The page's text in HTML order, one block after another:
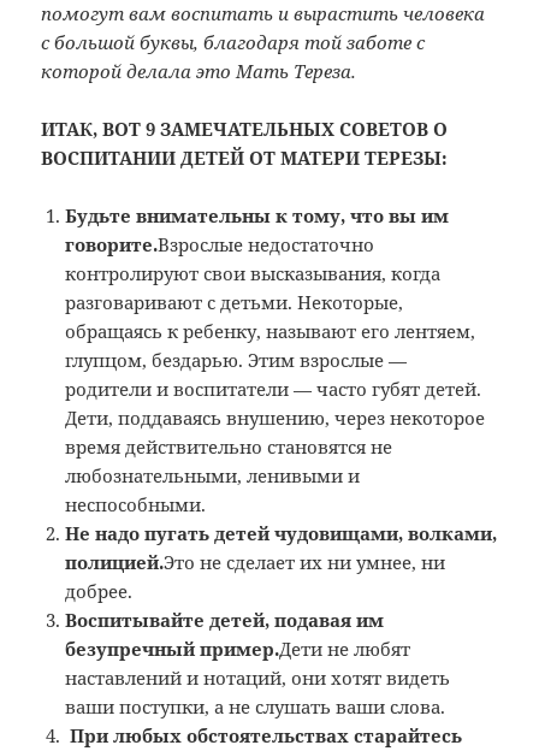
помогут вам воспитать и вырастить человека
с большой буквы, благодаря той заботе с
которой делала это Мать Тереза.
ИТАК, ВОТ 9 ЗАМЕЧАТЕЛЬНЫХ СОВЕТОВ О
ВОСПИТАНИИ ДЕТЕЙ ОТ МАТЕРИ ТЕРЕЗЫ:
Будьте внимательны к тому, что вы им
говорите.Взрослые недостаточно
контролируют свои высказывания, когда
разговаривают с детьми. Некоторые,
обращаясь к ребенку, называют его лентяем,
глупцом, бездарью. Этим взрослые —
родители и воспитатели — часто губят детей.
Дети, поддаваясь внушению, через некоторое
время действительно становятся не
любознательными, ленивыми и
неспособными.
Не надо пугать детей чудовищами, волками,
полицией.Это не сделает их ни умнее, ни
добрее.
Воспитывайте детей, подавая им
безупречный пример.Дети не любят
наставлений и нотаций, они хотят видеть
ваши поступки, а не слушать ваши слова.
При любых обстоятельствах старайтесь